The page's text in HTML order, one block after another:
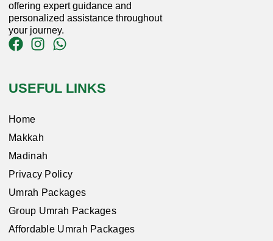
offering expert guidance and
personalized assistance throughout
your journey.
USEFUL LINKS
Home
Makkah
Madinah
Privacy Policy
Umrah Packages
Group Umrah Packages
Affordable Umrah Packages